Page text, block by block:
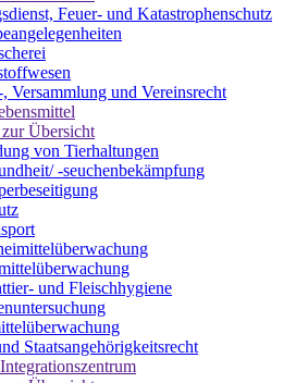
Feuer- und Katastrophenschutz
Versammlung und Vereinsrecht
Übersicht
von Tierhaltungen
-seuchenbekämpfung
und Fleischhygiene
Staatsangehörigkeitsrecht